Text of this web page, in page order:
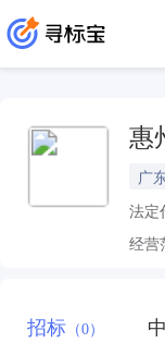
惠
广
法定
经营
招标 （0）